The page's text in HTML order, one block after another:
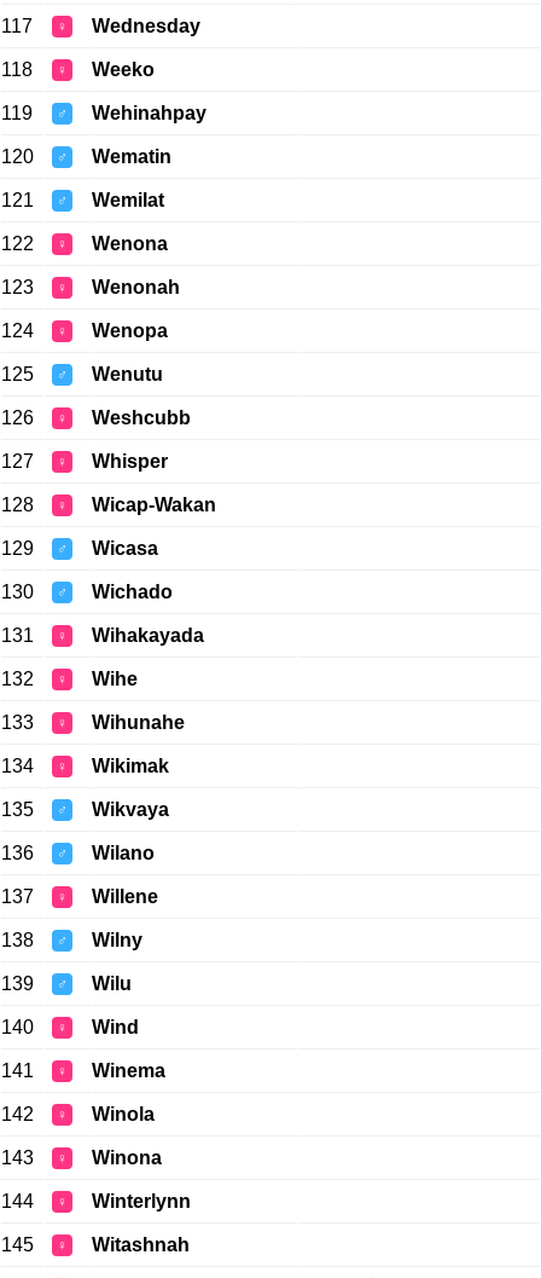
117 ♀ Wednesday
118 ♀ Weeko
119 ♂ Wehinahpay
120 ♂ Wematin
121 ♂ Wemilat
122 ♀ Wenona
123 ♀ Wenonah
124 ♀ Wenopa
125 ♂ Wenutu
126 ♀ Weshcubb
127 ♀ Whisper
128 ♀ Wicap-Wakan
129 ♂ Wicasa
130 ♂ Wichado
131 ♀ Wihakayada
132 ♀ Wihe
133 ♀ Wihunahe
134 ♀ Wikimak
135 ♂ Wikvaya
136 ♂ Wilano
137 ♀ Willene
138 ♂ Wilny
139 ♂ Wilu
140 ♀ Wind
141 ♀ Winema
142 ♀ Winola
143 ♀ Winona
144 ♀ Winterlynn
145 ♀ Witashnah